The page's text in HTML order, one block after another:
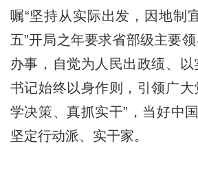
嘱“坚持从实际出发，因地制
五”开局之年要求省部级主要
办事，自觉为人民出政绩、以
书记始终以身作则，引领广大
学决策、真抓实干”，当好中
坚定行动派、实干家。